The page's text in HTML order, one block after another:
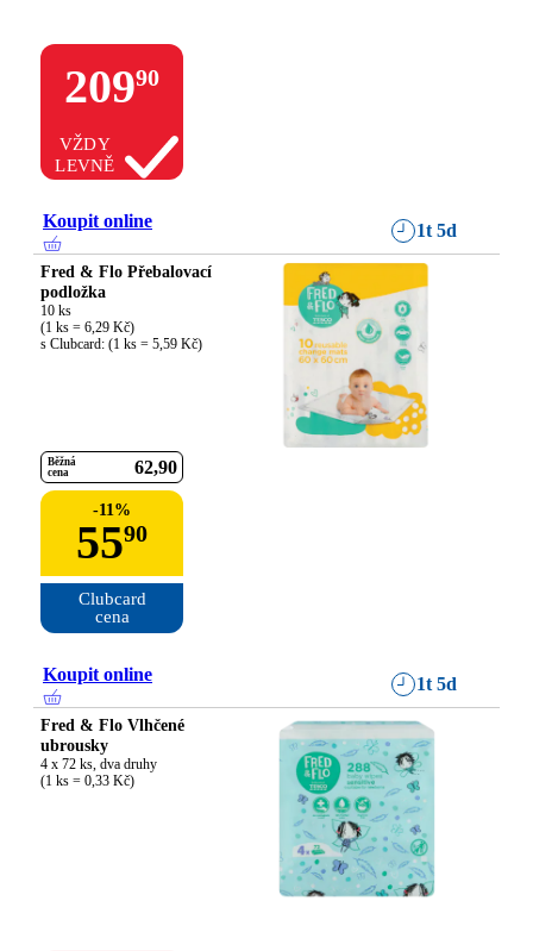
20990
VŽDY
LEVNĚ
Koupit online 1t 5d
Fred & Flo Přebalovací
podložka
10 ks
(1 ks = 6,29 Kč)
s Clubcard: (1 ks = 5,59 Kč)
Běžná
cena
62 90
-11%
5590
Clubcard
cena
Koupit online 1t 5d
Fred & Flo Vlhčené
ubrousky
4 x 72 ks, dva druhy
(1 ks = 0,33 Kč)